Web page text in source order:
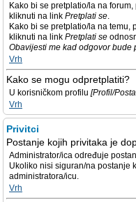
Kako bi se pretplatio/la na
kliknuti na link Pretplati se.
Kako bi se pretplatio/la na
kliknuti na link Pretplati se
Obavijesti me kad odgovor bude
Vrh
Kako se mogu odpretplatiti?
U korisničkom profilu [Profil/
Vrh
Privitci
Postanje kojih privitaka je
Administrator/ica određuje
Ukoliko nisi siguran/na postanje
administratora/icu.
Vrh